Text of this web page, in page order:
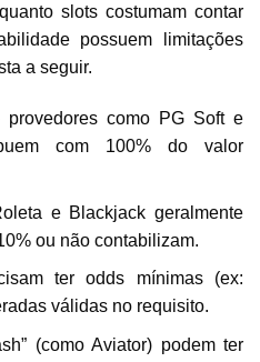
slots costumam contar
possuem limitações
a seguir.
como PG Soft e
com 100% do valor
e Blackjack geralmente
ou não contabilizam.
ter odds mínimas (ex:
válidas no requisito.
(como Aviator) podem ter